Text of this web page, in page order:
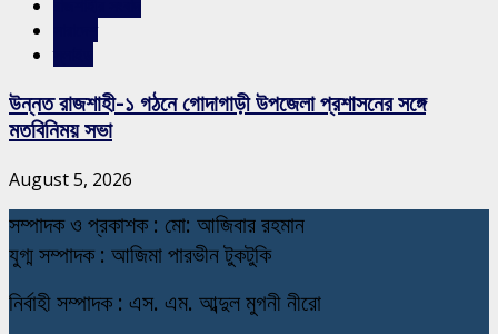
উন্নত রাজশাহী-১ গঠনে গোদাগাড়ী উপজেলা প্রশাসনের সঙ্গে
মতবিনিময় সভা
August 5, 2026
সম্পাদক ও প্রকাশক : মো: আজিবার রহমান
যুগ্ম সম্পাদক : আজিমা পারভীন টুকটুকি
নির্বাহী সম্পাদক : এস. এম. আব্দুল মুগনী নীরো